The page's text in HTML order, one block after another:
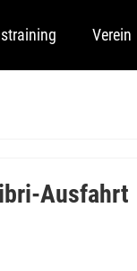
Verein
Ausfahrt